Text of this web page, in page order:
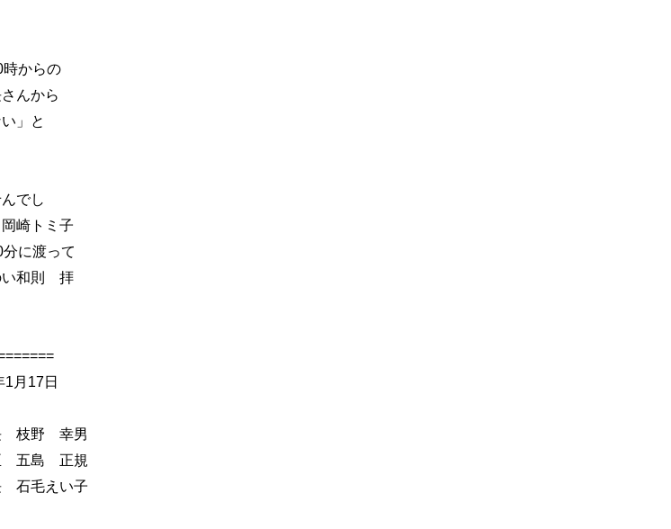
からの
んから
」と
でし
崎トミ子
に渡って
則 拝
日
幸男
島 正規
えい子